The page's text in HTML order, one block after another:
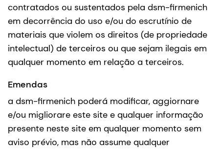
contratados ou sustentados pela dsm-firmenich
em decorrência do uso e/ou do escrutínio de
materiais que violem os direitos (de propriedade
intelectual) de terceiros ou que sejam ilegais em
qualquer momento em relação a terceiros.
Emendas
a dsm-firmenich poderá modificar, aggiornare
e/ou migliorare este site e qualquer informação
presente neste site em qualquer momento sem
aviso prévio, mas não assume qualquer